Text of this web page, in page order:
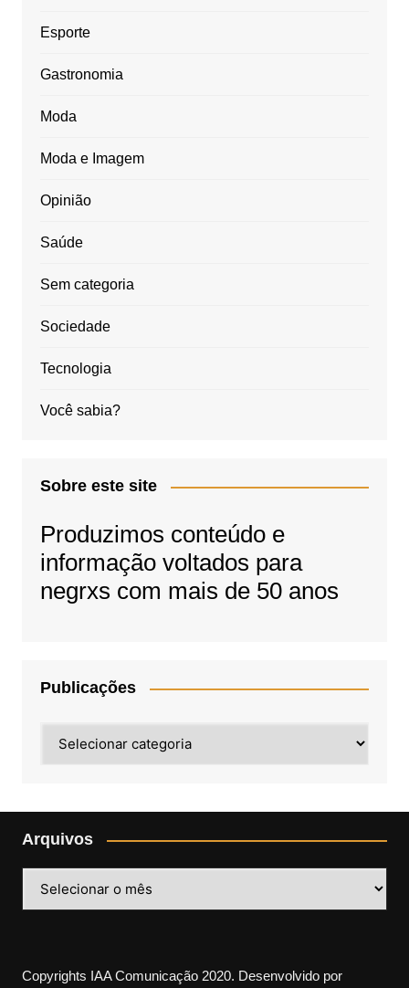
Esporte
Gastronomia
Moda
Moda e Imagem
Opinião
Saúde
Sem categoria
Sociedade
Tecnologia
Você sabia?
Sobre este site
Produzimos conteúdo e
informação voltados para
negrxs com mais de 50 anos
Publicações
Arquivos
Copyrights IAA Comunicação 2020. Desenvolvido por